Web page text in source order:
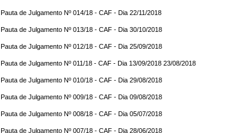
Pauta de Julgamento Nº 014/18 - CAF - Dia 22/11/2018
Pauta de Julgamento Nº 013/18 - CAF - Dia 30/10/2018
Pauta de Julgamento Nº 012/18 - CAF - Dia 25/09/2018
Pauta de Julgamento Nº 011/18 - CAF - Dia 13/09/2018 23/08/2018
Pauta de Julgamento Nº 010/18 - CAF - Dia 29/08/2018
Pauta de Julgamento Nº 009/18 - CAF - Dia 09/08/2018
Pauta de Julgamento Nº 008/18 - CAF - Dia 05/07/2018
Pauta de Julgamento Nº 007/18 - CAF - Dia 28/06/2018